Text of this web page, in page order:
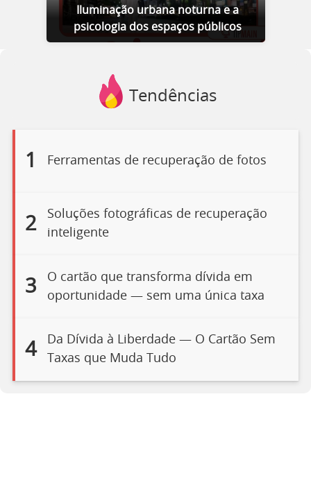
Iluminação urbana noturna e a
psicologia dos espaços públicos
Tendências
1 Ferramentas de recuperação de fotos
2
Soluções fotográficas de recuperação
inteligente
3
O cartão que transforma dívida em
oportunidade — sem uma única taxa
4
Da Dívida à Liberdade — O Cartão Sem
Taxas que Muda Tudo